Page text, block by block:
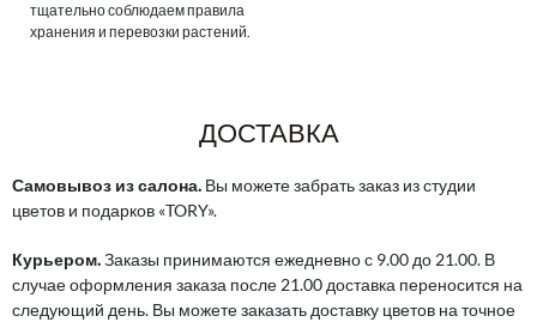
тщательно соблюдаем правила
хранения и перевозки растений.
ДОСТАВКА
Самовывоз из салона. Вы можете забрать заказ из студии
цветов и подарков «TORY».
Курьером.Заказы принимаются ежедневно с 9.00 до 21.00. В
случае оформления заказа после 21.00 доставка переносится на
следующий день. Вы можете заказать доставку цветов на точное